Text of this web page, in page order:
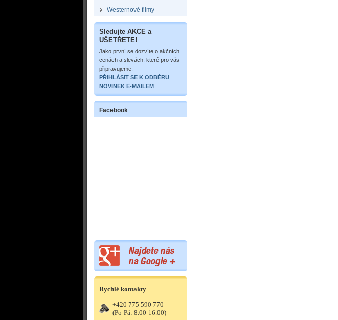
Westernové filmy
Sledujte AKCE a
UŠETŘETE!
Jako první se dozvíte o akčních
cenách a slevách, které pro vás
připravujeme.
PŘIHLÁSIT SE K ODBĚRU
NOVINEK E-MAILEM
Facebook
Rychlé kontakty
+420 775 590 770
(Po-Pá: 8.00-16.00)